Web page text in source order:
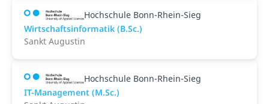
Hochschule Bonn-Rhein-Sieg
Wirtschaftsinformatik (B.Sc.)
Sankt Augustin
Hochschule Bonn-Rhein-Sieg
IT-Management (M.Sc.)